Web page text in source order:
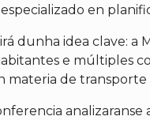
en
dunha idea clave:
e múltiples
materia de